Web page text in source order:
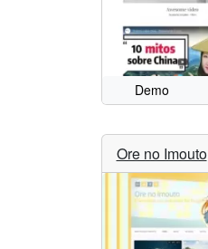
Demo
Ore no Imouto